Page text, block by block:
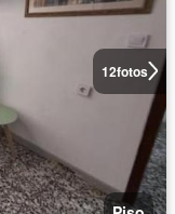
12fotos